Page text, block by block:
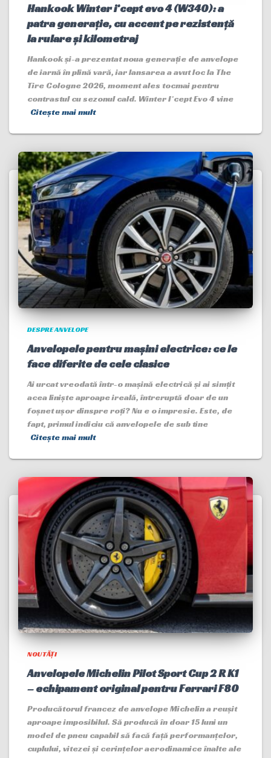
Hankook Winter i*cept evo 4 (W340): a
patra generație, cu accent pe rezistență
la rulare și kilometraj
Hankook și-a prezentat noua generație de anvelope
de iarnă în plină vară, iar lansarea a avut loc la The
Tire Cologne 2026, moment ales tocmai pentru
contrastul cu sezonul cald. Winter I*cept Evo 4 vine
Citește mai mult
DESPRE ANVELOPE
Anvelopele pentru mașini electrice: ce le
face diferite de cele clasice
Ai urcat vreodată într-o mașină electrică și ai simțit
acea liniște aproape ireală, întreruptă doar de un
foșnet ușor dinspre roți? Nu e o impresie. Este, de
fapt, primul indiciu că anvelopele de sub tine
Citește mai mult
NOUTĂȚI
Anvelopele Michelin Pilot Sport Cup 2 R K1
– echipament original pentru Ferrari F80
Producătorul francez de anvelope Michelin a reușit
aproape imposibilul. Să producă în doar 15 luni un
model de pneu capabil să facă față performanțelor,
cuplului, vitezei și cerințelor aerodinamice înalte ale